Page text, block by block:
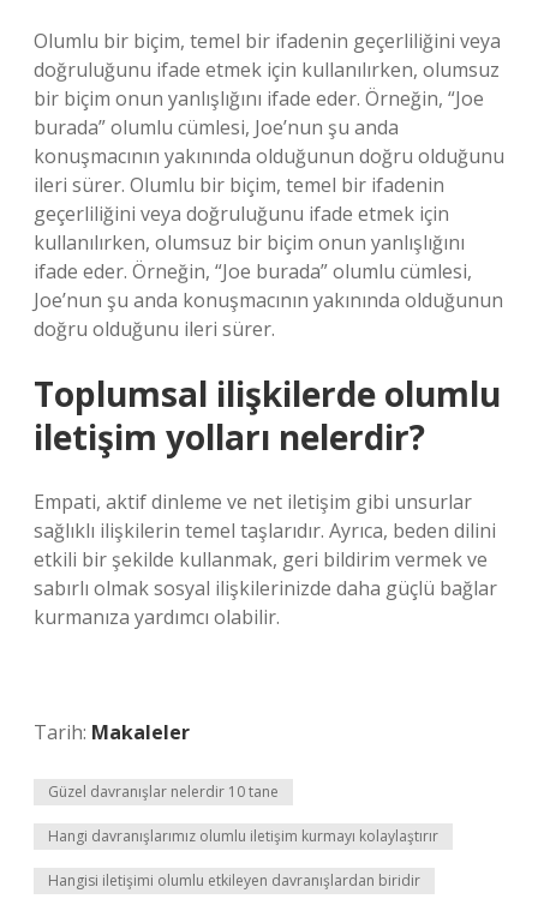
Olumlu bir biçim, temel bir ifadenin geçerliliğini veya
doğruluğunu ifade etmek için kullanılırken, olumsuz
bir biçim onun yanlışlığını ifade eder. Örneğin, “Joe
burada” olumlu cümlesi, Joe’nun şu anda
konuşmacının yakınında olduğunun doğru olduğunu
ileri sürer. Olumlu bir biçim, temel bir ifadenin
geçerliliğini veya doğruluğunu ifade etmek için
kullanılırken, olumsuz bir biçim onun yanlışlığını
ifade eder. Örneğin, “Joe burada” olumlu cümlesi,
Joe’nun şu anda konuşmacının yakınında olduğunun
doğru olduğunu ileri sürer.
Toplumsal ilişkilerde olumlu
iletişim yolları nelerdir?
Empati, aktif dinleme ve net iletişim gibi unsurlar
sağlıklı ilişkilerin temel taşlarıdır. Ayrıca, beden dilini
etkili bir şekilde kullanmak, geri bildirim vermek ve
sabırlı olmak sosyal ilişkilerinizde daha güçlü bağlar
kurmanıza yardımcı olabilir.
Tarih: Makaleler
Güzel davranışlar nelerdir 10 tane
Hangi davranışlarımız olumlu iletişim kurmayı kolaylaştırır
Hangisi iletişimi olumlu etkileyen davranışlardan biridir